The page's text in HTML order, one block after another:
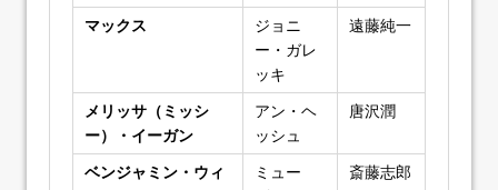
マックス
ジョニ
ー・ガレ
ッキ
遠藤純一
メリッサ（ミッシ
ー）・イーガン
アン・ヘ
ッシュ
唐沢潤
ベンジャミン・ウィ
ミュー
斎藤志郎